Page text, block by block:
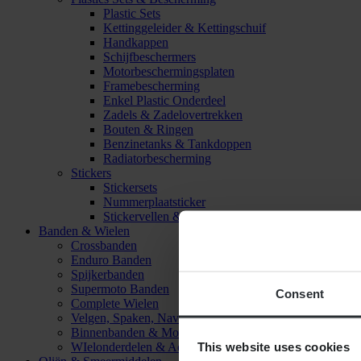
Consent
This website uses cookies
Plastic Sets
Kettinggeleider & Kettingschuif
Handkappen
Schijfbeschermers
Motorbeschermingsplaten
Framebescherming
Enkel Plastic Onderdeel
Zadels & Zadelovertrekken
Bouten & Ringen
Benzinetanks & Tankdoppen
Radiatorbescherming
Stickers
Stickersets
Nummerplaatsticker
Stickervellen & Stickers
Banden & Wielen
Crossbanden
Enduro Banden
Spijkerbanden
Supermoto Banden
Complete Wielen
Velgen, Spaken, Naven & Lagers
Binnenbanden & Mousses
WIelonderdelen & Accessoires